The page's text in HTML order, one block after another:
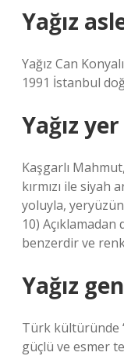
Yağız
Yağız Can
1991 İstanbul
Yağız
Kaşgarlı
kırmızı ile siyah
yoluyla,
10) Açıklamadan
benzerdir ve
Yağız
Türk kültüründe
güçlü ve esmer